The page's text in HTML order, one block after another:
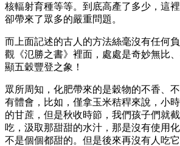
核輻射育種等等。到底高產了多少，這
卻帶來了眾多的嚴重問題。
而上面記述的古人的方法絲毫沒有任何
觀《氾勝之書》裡面，處處是奇妙無比
顯五穀豐登之象！
眾所周知，化肥帶來的是穀物的不香、
有體會，比如，僅拿玉米秸稈來說，小
的甘蔗，但是秋收時節，我們孩子們就
吃，汲取那甜甜的水汁，那是沒有使用
不是個個都甜的。但是後來再沒有人吃